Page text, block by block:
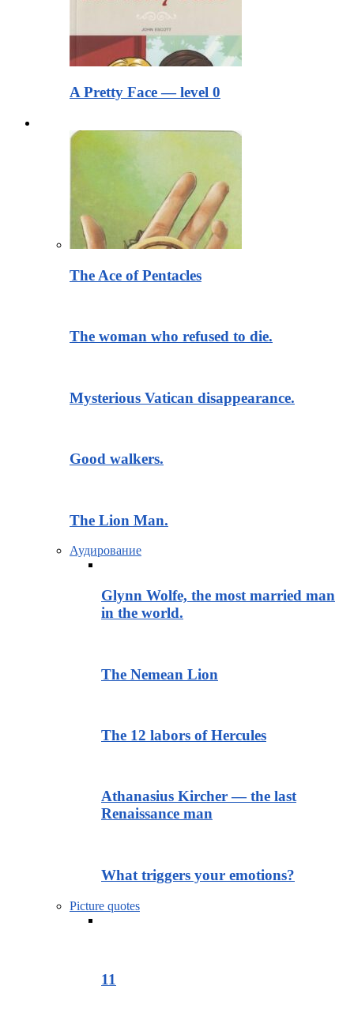
A Pretty Face — level 0
The Ace of Pentacles
The woman who refused to die.
Mysterious Vatican disappearance.
Good walkers.
The Lion Man.
Аудирование
Glynn Wolfe, the most married man
in the world.
The Nemean Lion
The 12 labors of Hercules
Athanasius Kircher — the last
Renaissance man
What triggers your emotions?
Picture quotes
11